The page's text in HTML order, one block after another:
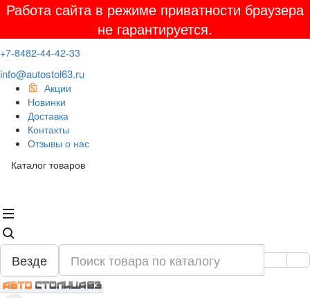
Работа сайта в режиме приватности браузера
не гарантируется.
+7-8482-44-42-33
info@autostol63.ru
Акции
Новинки
Доставка
Контакты
Отзывы о нас
Каталог товаров
Везде